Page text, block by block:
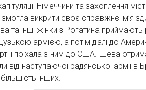
Німеччини та захоплення
викрити своє справжнє ім’я
та інші жінки з Рогатина приймають
армією, а потім далі до
і поїхала з ним до США. Шева
від наступаючої радянської армії в
інших.